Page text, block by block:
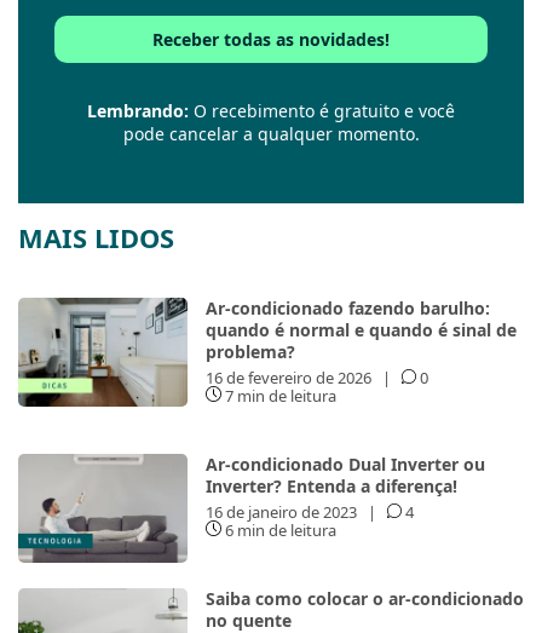
Lembrando: O recebimento é gratuito e você
pode cancelar a qualquer momento.
MAIS LIDOS
Ar-condicionado fazendo barulho:
quando é normal e quando é sinal de
problema?
16 de fevereiro de 2026 |
0
7 min de leitura
Ar-condicionado Dual Inverter ou
Inverter? Entenda a diferença!
16 de janeiro de 2023 |
4
6 min de leitura
Saiba como colocar o ar-condicionado
no quente